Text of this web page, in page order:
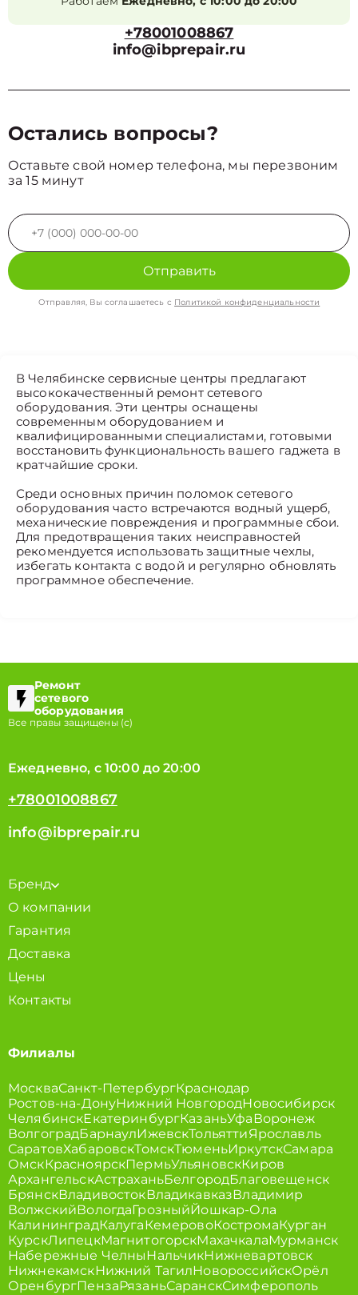
+78001008867
info@ibprepair.ru
Остались вопросы?
Оставьте свой номер телефона, мы перезвоним
за 15 минут
Отправить
Отправляя, Вы соглашаетесь с Политикой конфиденциальности
В Челябинске сервисные центры предлагают
высококачественный ремонт сетевого
оборудования. Эти центры оснащены
современным оборудованием и
квалифицированными специалистами, готовыми
восстановить функциональность вашего гаджета в
кратчайшие сроки.
Среди основных причин поломок сетевого
оборудования часто встречаются водный ущерб,
механические повреждения и программные сбои.
Для предотвращения таких неисправностей
рекомендуется использовать защитные чехлы,
избегать контакта с водой и регулярно обновлять
программное обеспечение.
Ремонт
сетевого
оборудования
Все правы защищены (с)
Ежедневно, с 10:00 до 20:00
+78001008867
info@ibprepair.ru
Бренд
О компании
Гарантия
Доставка
Цены
Контакты
Филиалы
МоскваСанкт-ПетербургКраснодар
Ростов-на-ДонуНижний НовгородНовосибирск
ЧелябинскЕкатеринбургКазаньУфаВоронеж
ВолгоградБарнаулИжевскТольяттиЯрославль
СаратовХабаровскТомскТюменьИркутскСамара
ОмскКрасноярскПермьУльяновскКиров
АрхангельскАстраханьБелгородБлаговещенск
БрянскВладивостокВладикавказВладимир
ВолжскийВологдаГрозныйЙошкар-Ола
КалининградКалугаКемеровоКостромаКурган
КурскЛипецкМагнитогорскМахачкалаМурманск
Набережные ЧелныНальчикНижневартовск
НижнекамскНижний ТагилНовороссийскОрёл
ОренбургПензаРязаньСаранскСимферополь